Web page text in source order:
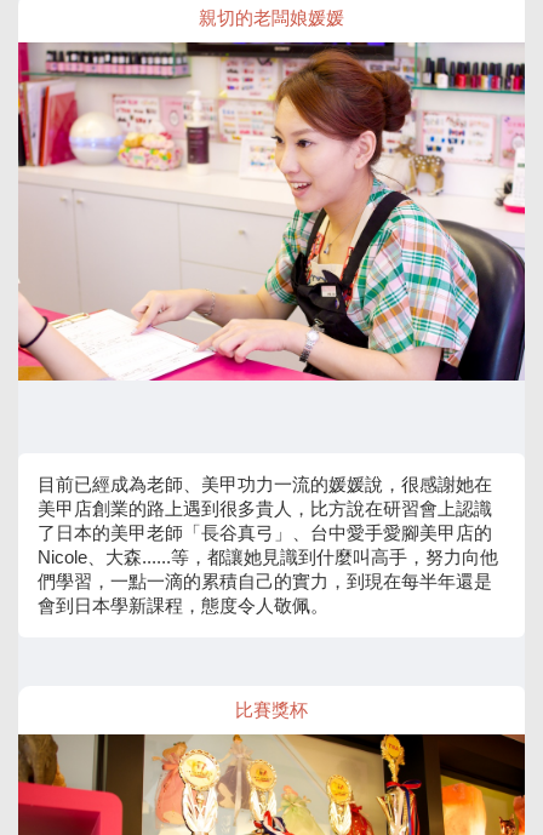
親切的老闆娘媛媛
目前已經成為老師、美甲功力一流的媛媛說，很感謝她在
美甲店創業的路上遇到很多貴人，比方說在研習會上認識
了日本的美甲老師「長谷真弓」、台中愛手愛腳美甲店的
Nicole、大森......等，都讓她見識到什麼叫高手，努力向他
們學習，一點一滴的累積自己的實力，到現在每半年還是
會到日本學新課程，態度令人敬佩。
比賽獎杯